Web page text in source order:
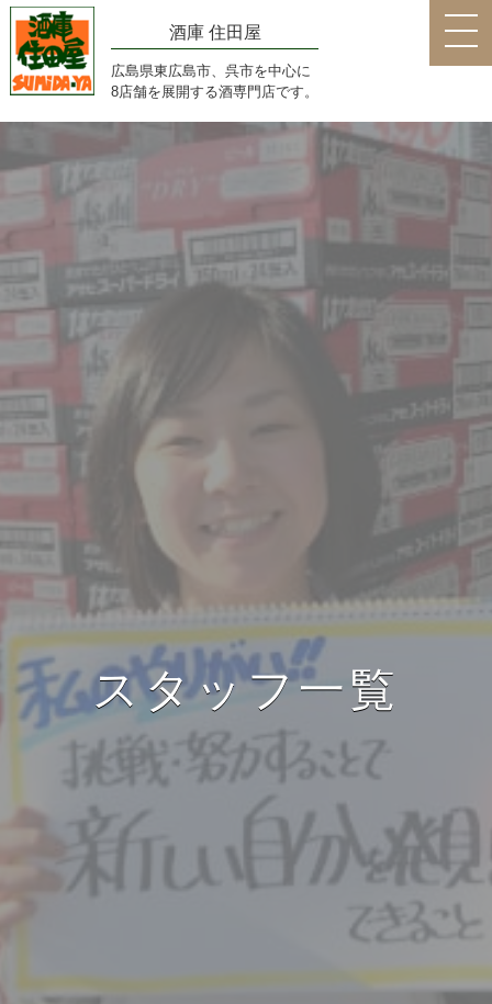
酒庫 住田屋
広島県東広島市、呉市を中心に
8店舗を展開する酒専門店です。
スタッフ一覧